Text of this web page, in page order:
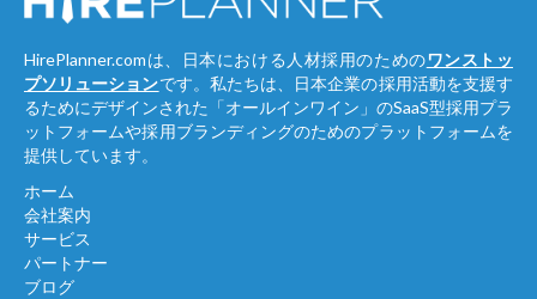
HirePlanner.comは、日本における人材採用のためのワンストッ
プソリューションです。私たちは、日本企業の採用活動を支援す
るためにデザインされた「オールインワイン」のSaaS型採用プラ
ットフォームや採用ブランディングのためのプラットフォームを
提供しています。
ホーム
会社案内
サービス
パートナー
ブログ